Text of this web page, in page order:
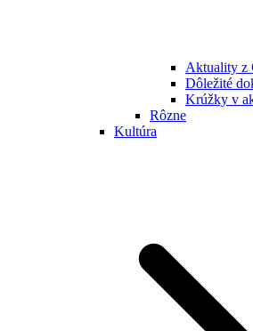
Aktuality z
Dôležité
Krúžky v
Rôzne
Kultúra